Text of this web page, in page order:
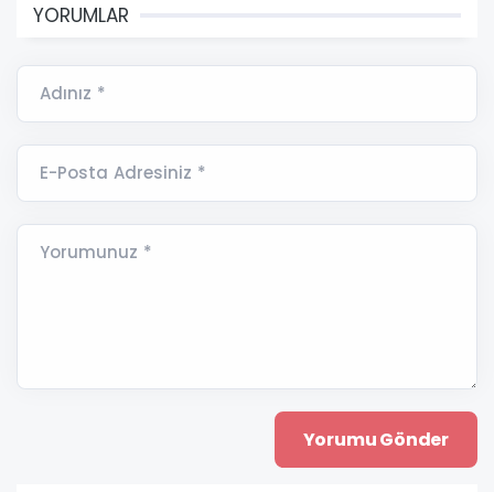
YORUMLAR
Adınız *
E-Posta Adresiniz *
Yorumunuz *